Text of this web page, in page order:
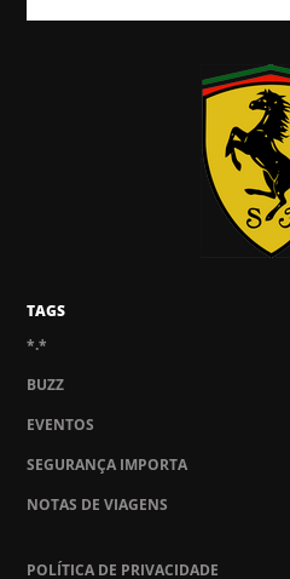
TAGS
*.*
BUZZ
EVENTOS
SEGURANÇA IMPORTA
NOTAS DE VIAGENS
POLÍTICA DE PRIVACIDADE